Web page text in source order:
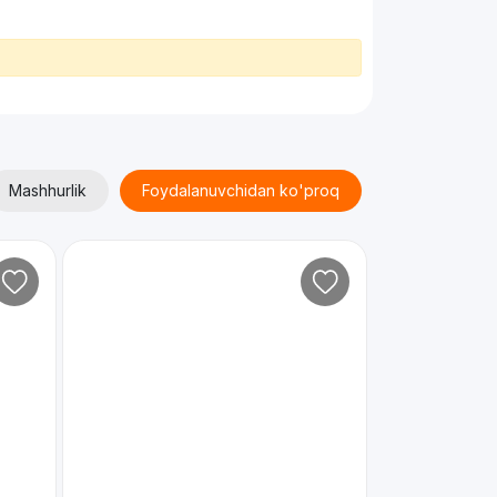
Mashhurlik Foydalanuvchidan ko'proq